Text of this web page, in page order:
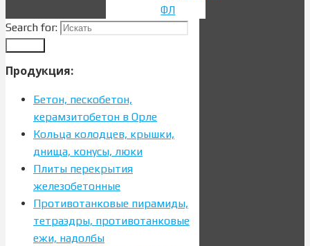
ФЛ
Search for:
Продукция:
Бетон, пескобетон,
керамзитобетон в Орле
Кольца колодцев, крышки,
днища, конусы, люки
Плиты перекрытия
железобетонные
Противотанковые пирамиды,
тетраэдры, противотанковые
ежи, надолбы